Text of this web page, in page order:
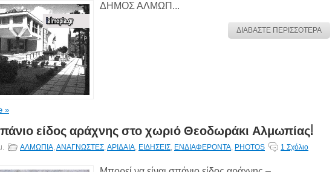
ΔΗΜΟΣ ΑΛΜΩΠ...
ΔΙΑΒΑΣΤΕ ΠΕΡΙΣΣΟΤΕΡΑ
»
είδος αράχνης στο χωριό Θεοδωράκι Αλμωπίας!
ΑΛΜΩΠΙΑ,ΑΝΑΓΝΩΣΤΕΣ,ΑΡΙΔΑΙΑ, ΕΙΔΗΣΕΙΣ, ΕΝΔΙΑΦΕΡΟΝΤΑ, PHOTOS 1 Σχόλιο